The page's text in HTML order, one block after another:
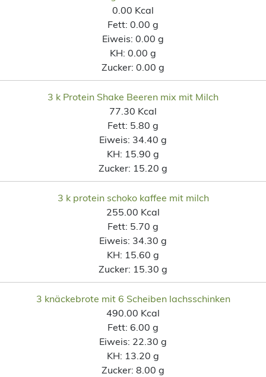
0.00 Kcal
Fett: 0.00 g
Eiweis: 0.00 g
KH: 0.00 g
Zucker: 0.00 g
3 k Protein Shake Beeren mix mit Milch
77.30 Kcal
Fett: 5.80 g
Eiweis: 34.40 g
KH: 15.90 g
Zucker: 15.20 g
3 k protein schoko kaffee mit milch
255.00 Kcal
Fett: 5.70 g
Eiweis: 34.30 g
KH: 15.60 g
Zucker: 15.30 g
3 knäckebrote mit 6 Scheiben lachsschinken
490.00 Kcal
Fett: 6.00 g
Eiweis: 22.30 g
KH: 13.20 g
Zucker: 8.00 g